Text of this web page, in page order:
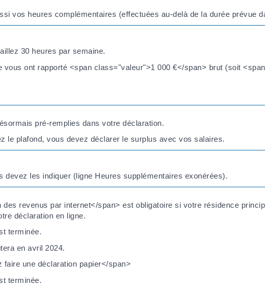
vos heures complémentaires (effectuées au-delà de la durée prévue
30 heures par semaine.
vous ont rapporté <span class="valeur">1 000 €</span> brut (soit
pré-remplies dans votre déclaration.
le plafond, vous devez déclarer le surplus avec vos salaires.
les indiquer (ligne Heures supplémentaires exonérées).
revenus par internet</span> est obligatoire si votre résidence
déclaration en ligne.
terminée.
en avril 2024.
une déclaration papier</span>
terminée.